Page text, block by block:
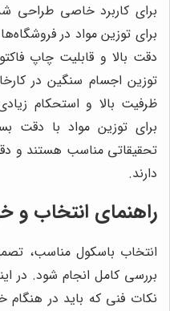
برای کاربرد خاصی طراحی
برای توزین مواد در
دقت بالا و قابلیت چاپ
توزین اجسام سنگین در
ظرفیت بالا و استحکام
برای توزین مواد با دقت
تحقیقاتی مناسب هستند و دقت
دارند.
راهنمای انتخاب و
انتخاب باسکول مناسب،
بررسی کامل انجام شود. در
نکات فنی که باید در هنگام